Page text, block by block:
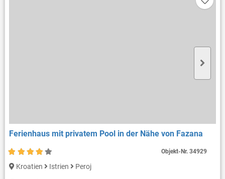
Ferienhaus mit privatem Pool in der Nähe von Fazana
Kroatien Istrien Peroj
Objekt-Nr.34929